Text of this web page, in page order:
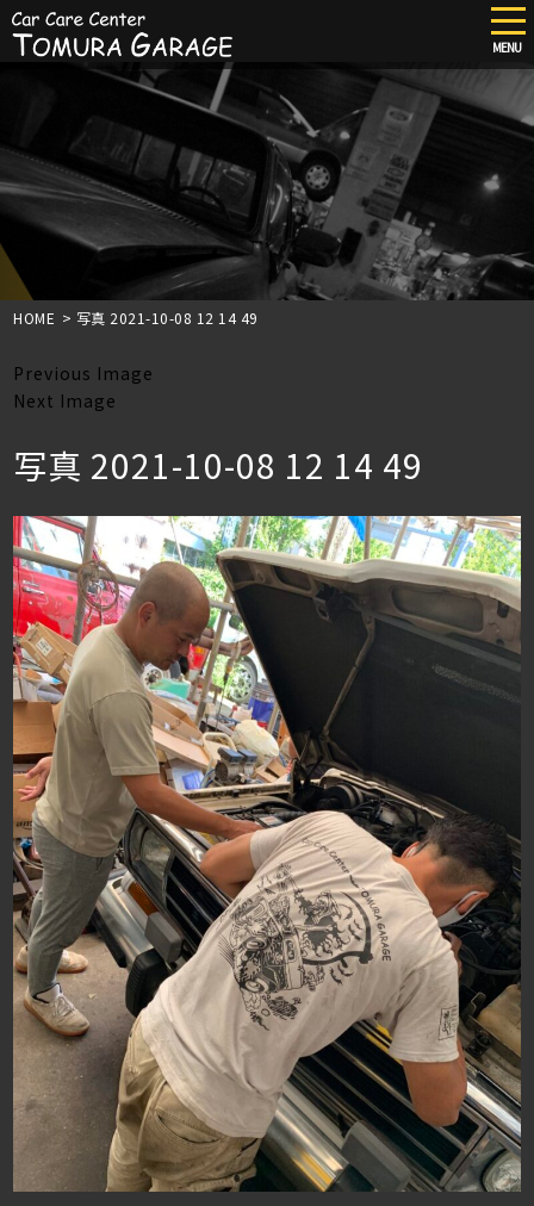
content
MENU
HOME > 写真 2021-10-08 12 14 49
Previous Image
Next Image
写真 2021-10-08 12 14 49